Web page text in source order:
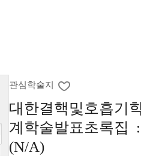
관심학술지
대한결핵및호흡기
계학술발표초록집
(N/A)